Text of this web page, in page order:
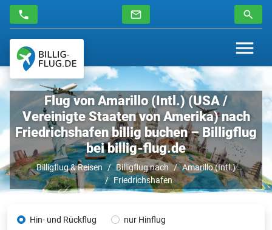
Flug von Amarillo (Intl.) (USA /
Vereinigte Staaten von Amerika) nach
Friedrichshafen billig buchen – Billigflug
bei billig-flug.de
Billigflug & Reisen Billigflug nach
Amarillo (Intl.)
Friedrichshafen
Hin- und Rückflug nur Hinflug